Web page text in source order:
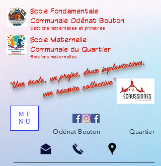
Ecole Fondamentale
Communale Odénat Bouton
Sections maternelles et primaires
Ecole Maternelle
Communale du Quartier
Sections maternelles
"Une école, un projet, deux implantations,
une réussite collective"
ME
NU
Odénat Bouton Quartier